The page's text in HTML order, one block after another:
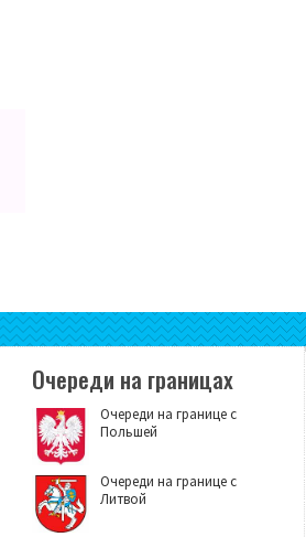
Очереди на границах
Очереди на границе с
Польшей
Очереди на границе с
Литвой